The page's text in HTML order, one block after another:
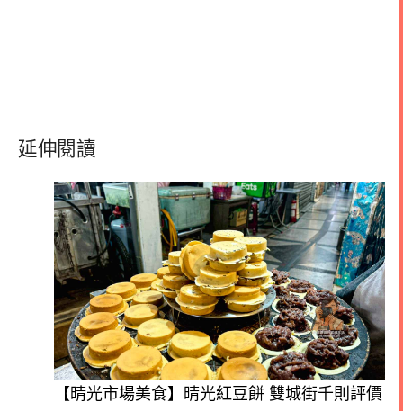
延伸閱讀
【晴光市場美食】晴光紅豆餅 雙城街千則評價